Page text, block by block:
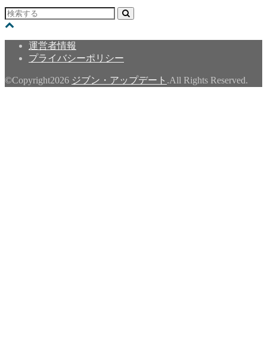
運営者情報
プライバシーポリシー
©Copyright2026 ジブン・アップデート .All Rights Reserved.